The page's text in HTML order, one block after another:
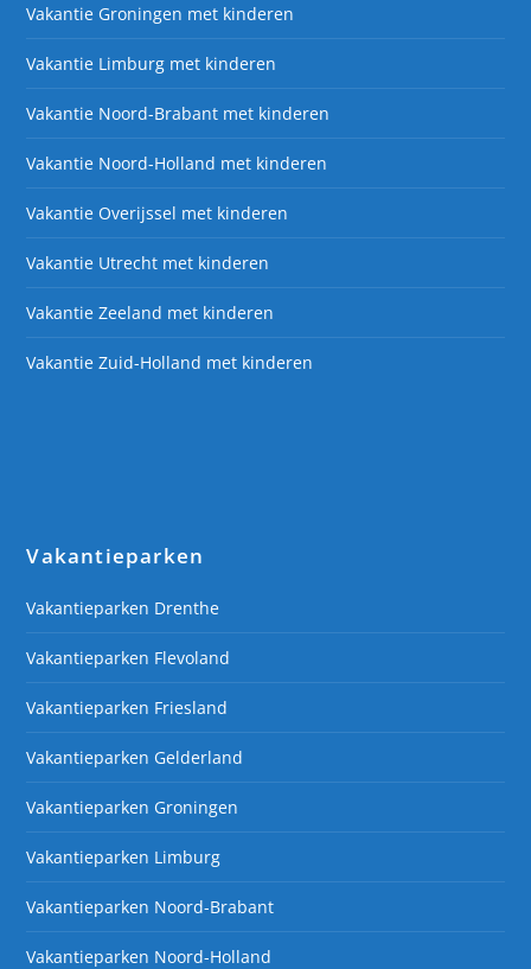
Vakantie Groningen met kinderen
Vakantie Limburg met kinderen
Vakantie Noord-Brabant met kinderen
Vakantie Noord-Holland met kinderen
Vakantie Overijssel met kinderen
Vakantie Utrecht met kinderen
Vakantie Zeeland met kinderen
Vakantie Zuid-Holland met kinderen
Vakantieparken
Vakantieparken Drenthe
Vakantieparken Flevoland
Vakantieparken Friesland
Vakantieparken Gelderland
Vakantieparken Groningen
Vakantieparken Limburg
Vakantieparken Noord-Brabant
Vakantieparken Noord-Holland